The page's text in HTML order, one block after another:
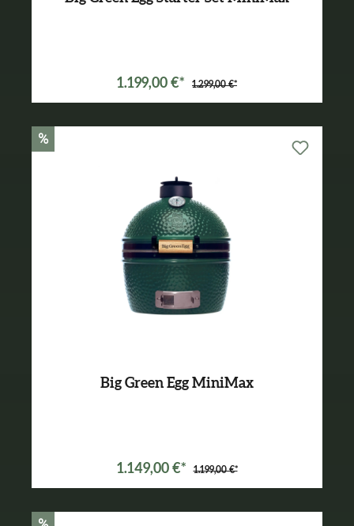
1.199,00 €* 1.299,00 €*
%
Big Green Egg MiniMax
1.149,00 €* 1.199,00 €*